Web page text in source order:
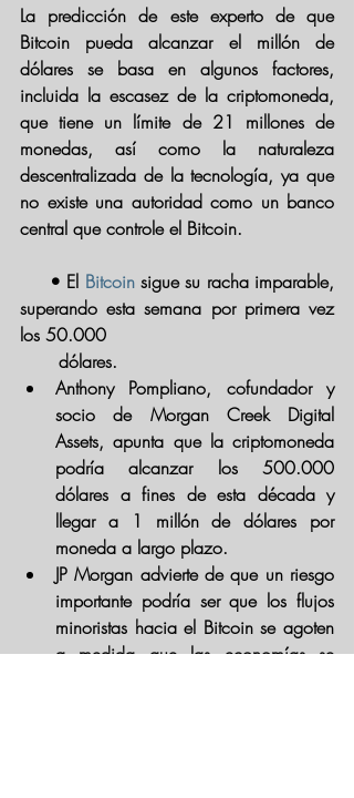
La predicción de este experto de que
Bitcoin pueda alcanzar el millón de
dólares se basa en algunos factores,
incluida la escasez de la criptomoneda,
que tiene un límite de 21 millones de
monedas, así como la naturaleza
descentralizada de la tecnología, ya que
no existe una autoridad como un banco
central que controle el Bitcoin.
     • El
Bitcoin sigue su racha imparable,
superando esta semana por primera vez
los 50.000
       dólares.
Anthony Pompliano, cofundador y
socio de Morgan Creek Digital
Assets, apunta que la criptomoneda
podría alcanzar los 500.000
dólares a fines de esta década y
llegar a 1 millón de dólares por
moneda a largo plazo.
JP Morgan advierte de que un riesgo
importante podría ser que los flujos
minoristas hacia el Bitcoin se agoten
a medida que las economías se